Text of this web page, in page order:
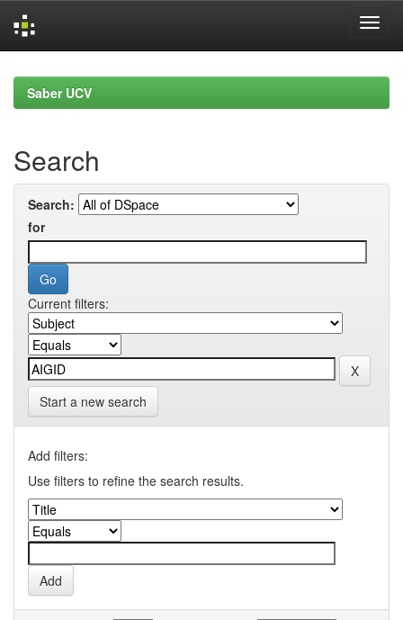
navigationSaber UCV
Search
Search:
for
Current filters:
Start a new search
Add filters:
Use filters to refine the search results.